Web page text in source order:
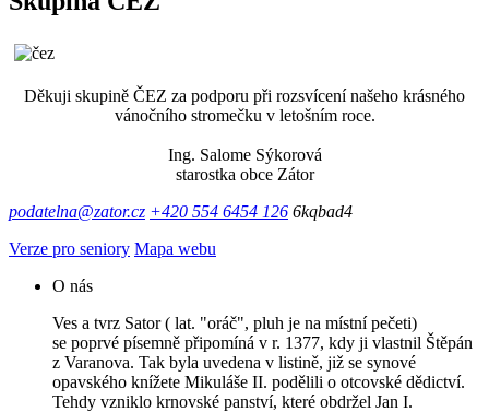
Děkuji skupině ČEZ za podporu při rozsvícení našeho krásného
vánočního stromečku v letošním roce.
Ing. Salome Sýkorová
starostka obce Zátor
podatelna@zator.cz +420 554 6454 126 6kqbad4
Verze pro seniory Mapa webu
O nás
Ves a tvrz Sator ( lat. "oráč", pluh je na místní pečeti)
se poprvé písemně připomíná v r. 1377, kdy ji vlastnil Štěpán
z Varanova. Tak byla uvedena v listině, již se synové
opavského knížete Mikuláše II. podělili o otcovské dědictví.
Tehdy vzniklo krnovské panství, které obdržel Jan I.